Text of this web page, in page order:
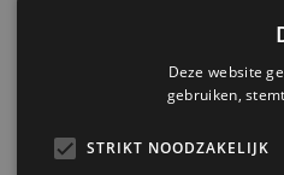
Deze website
gebruiken,
STRIKT NOODZAKELIJK